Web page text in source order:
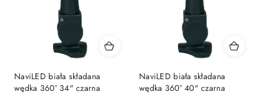
NaviLED biała składana
wędka 360° 34" czarna
NaviLED biała składana
wędka 360° 40" czarna